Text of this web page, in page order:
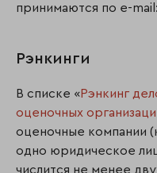
принимаются по e-mail:
Рэнкинги
В списке «Рэнкинг
оценочных
оценочные компании
одно юридическое
числится не менее